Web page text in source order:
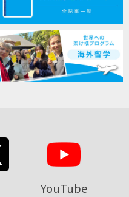
YouTube